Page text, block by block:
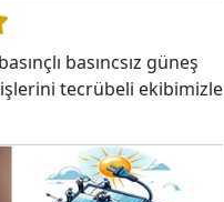
basıncsız güneş
tecrübeli ekibimizle